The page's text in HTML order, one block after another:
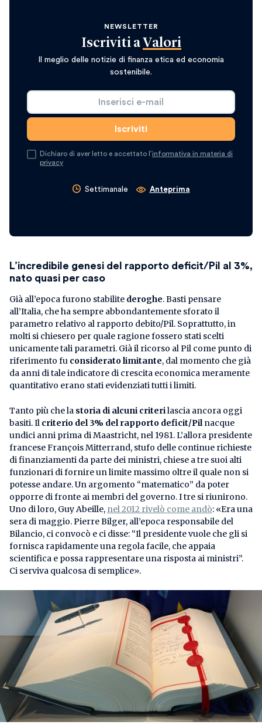
NEWSLETTER
Iscriviti a Valori
Il meglio delle notizie di finanza etica ed economia
sostenibile.
Dichiaro di aver letto e accettato l’informativa in materia di
privacy
Settimanale Anteprima
L’incredibile genesi del rapporto deficit/Pil al 3%,
nato quasi per caso
Già all’epoca furono stabilite deroghe. Basti pensare
all’Italia, che ha sempre abbondantemente sforato il
parametro relativo al rapporto debito/Pil. Soprattutto, in
molti si chiesero per quale ragione fossero stati scelti
unicamente tali parametri. Già il ricorso al Pil come punto di
riferimento fu considerato limitante, dal momento che già
da anni di tale indicatore di crescita economica meramente
quantitativo erano stati evidenziati tutti i limiti.
Tanto più che la storia di alcuni criterilascia ancora oggi
basiti. Il criterio del 3% del rapporto deficit/Pilnacque
undici anni prima di Maastricht, nel 1981. L’allora presidente
francese François Mitterrand, stufo delle continue richieste
di finanziamenti da parte dei ministri, chiese a tre suoi alti
funzionari di fornire un limite massimo oltre il quale non si
potesse andare. Un argomento “matematico” da poter
opporre di fronte ai membri del governo. I tre si riunirono.
Uno di loro, Guy Abeille, nel 2012 rivelò come andò: «Era una
sera di maggio. Pierre Bilger, all’epoca responsabile del
Bilancio, ci convocò e ci disse: “Il presidente vuole che gli si
fornisca rapidamente una regola facile, che appaia
scientifica e possa rappresentare una risposta ai ministri”.
Ci serviva qualcosa di semplice».